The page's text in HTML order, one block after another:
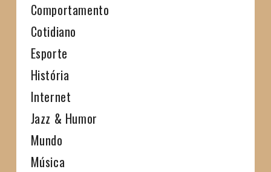
Comportamento
Cotidiano
Esporte
História
Internet
Jazz & Humor
Mundo
Música